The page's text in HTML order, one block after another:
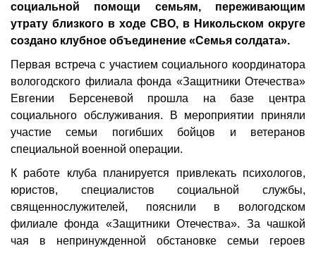
социальной помощи семьям, переживающим
утрату близкого в ходе СВО, в Никольском округе
создано клубное объединение «Семья солдата».
Первая встреча с участием социального координатора
вологодского филиала фонда «Защитники Отечества»
Евгении Берсеневой прошла на базе центра
социального обслуживания. В мероприятии приняли
участие семьи погибших бойцов и ветеранов
специальной военной операции.
К работе клуба планируется привлекать психологов,
юристов, специалистов социальной службы,
священнослужителей, пояснили в вологодском
филиале фонда «Защитники Отечества». За чашкой
чая в непринужденной обстановке семьи героев